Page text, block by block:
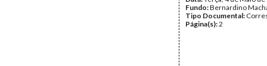
Fundo:Bernardino
Tipo Documental:
Página(s):2